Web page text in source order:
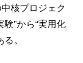
核プロジェク
験”から“実用化
。